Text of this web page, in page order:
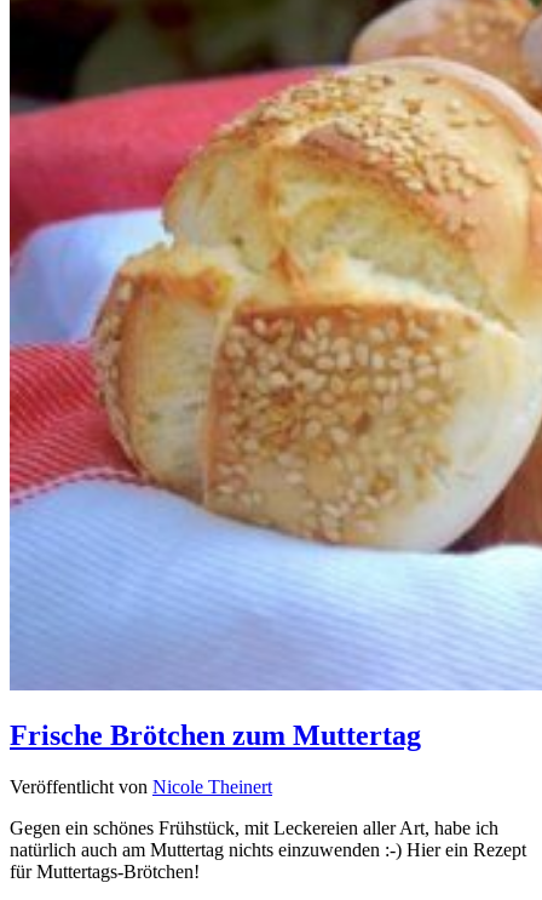
Frische Brötchen zum Muttertag
Veröffentlicht von Nicole Theinert
Gegen ein schönes Frühstück, mit Leckereien aller Art, habe ich
natürlich auch am Muttertag nichts einzuwenden :-) Hier ein Rezept
für Muttertags-Brötchen!